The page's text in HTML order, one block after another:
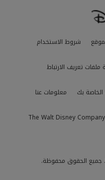
شروط الاستخدام
تعريف الارتباط
بك معلومات عنا
The Walt Disney Company
جميع الحقوق محفوظة.